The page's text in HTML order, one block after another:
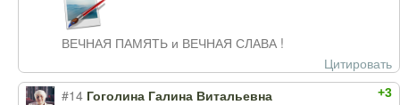
ВЕЧНАЯ ПАМЯТЬ и ВЕЧНАЯ СЛАВА !
Цитировать
+3
#14 Гоголина Галина Витальевна